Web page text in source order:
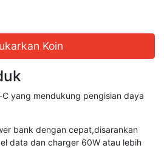
Koin
yang mendukung pengisian daya
bank dengan cepat,disarankan
data dan charger 60W atau lebih